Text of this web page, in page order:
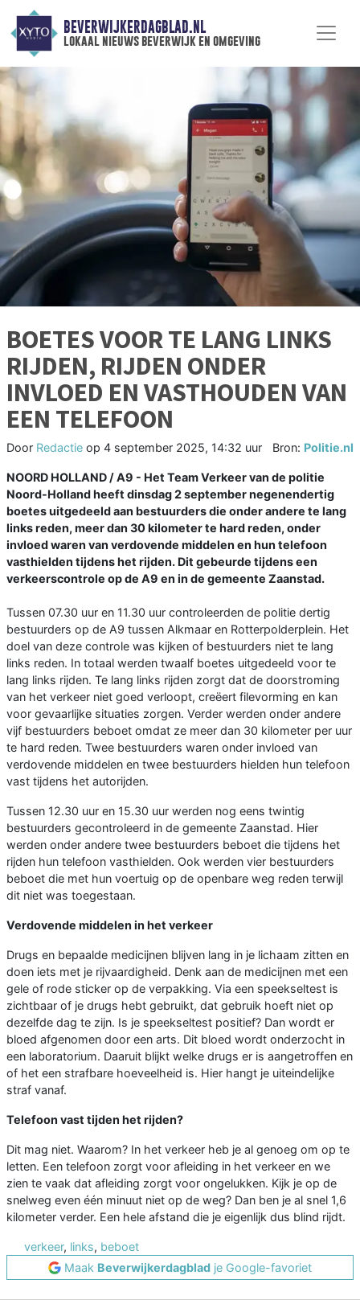
BEVERWIJKERDAGBLAD.NL
lokaal nieuws beverwijk en omgeving
BOETES VOOR TE LANG LINKS
RIJDEN, RIJDEN ONDER
INVLOED EN VASTHOUDEN VAN
EEN TELEFOON
Door Redactie op 4 september 2025, 14:32 uur Bron: Politie.nl
NOORD HOLLAND / A9 - Het Team Verkeer van de politie
Noord-Holland heeft dinsdag 2 september negenendertig
boetes uitgedeeld aan bestuurders die onder andere te lang
links reden, meer dan 30 kilometer te hard reden, onder
invloed waren van verdovende middelen en hun telefoon
vasthielden tijdens het rijden. Dit gebeurde tijdens een
verkeerscontrole op de A9 en in de gemeente Zaanstad.
Tussen 07.30 uur en 11.30 uur controleerden de politie dertig
bestuurders op de A9 tussen Alkmaar en Rotterpolderplein. Het
doel van deze controle was kijken of bestuurders niet te lang
links reden. In totaal werden twaalf boetes uitgedeeld voor te
lang links rijden. Te lang links rijden zorgt dat de doorstroming
van het verkeer niet goed verloopt, creëert filevorming en kan
voor gevaarlijke situaties zorgen. Verder werden onder andere
vijf bestuurders beboet omdat ze meer dan 30 kilometer per uur
te hard reden. Twee bestuurders waren onder invloed van
verdovende middelen en twee bestuurders hielden hun telefoon
vast tijdens het autorijden.
Tussen 12.30 uur en 15.30 uur werden nog eens twintig
bestuurders gecontroleerd in de gemeente Zaanstad. Hier
werden onder andere twee bestuurders beboet die tijdens het
rijden hun telefoon vasthielden. Ook werden vier bestuurders
beboet die met hun voertuig op de openbare weg reden terwijl
dit niet was toegestaan.
Verdovende middelen in het verkeer
Drugs en bepaalde medicijnen blijven lang in je lichaam zitten en
doen iets met je rijvaardigheid. Denk aan de medicijnen met een
gele of rode sticker op de verpakking. Via een speekseltest is
zichtbaar of je drugs hebt gebruikt, dat gebruik hoeft niet op
dezelfde dag te zijn. Is je speekseltest positief? Dan wordt er
bloed afgenomen door een arts. Dit bloed wordt onderzocht in
een laboratorium. Daaruit blijkt welke drugs er is aangetroffen en
of het een strafbare hoeveelheid is. Hier hangt je uiteindelijke
straf vanaf.
Telefoon vast tijden het rijden?
Dit mag niet. Waarom? In het verkeer heb je al genoeg om op te
letten. Een telefoon zorgt voor afleiding in het verkeer en we
zien te vaak dat afleiding zorgt voor ongelukken. Kijk je op de
snelweg even één minuut niet op de weg? Dan ben je al snel 1,6
kilometer verder. Een hele afstand die je eigenlijk dus blind rijdt.
verkeer, links, beboet
Maak Beverwijkerdagblad je Google-favoriet